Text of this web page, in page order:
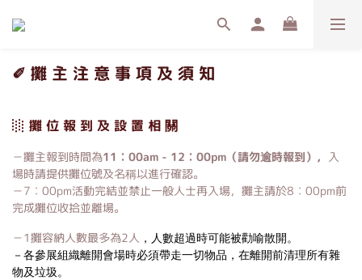
✐ 攤 主 注 意 事 項 及 須 知
░ 攤 位 報 到 及 設 置 相 關
－攤主報到時間為11︰00am - 12︰00pm （請勿逾時報到），
入
場時請提供攤位號及名稱以進行確認。
－7︰00pm活動完結並禁止一般人士再入場，攤主請於8︰00pm前
完成攤位收拾並離場。
－1攤容納人數最多為2人 ，人數超過時可能被勸喻散開。
－各參展組織離開會場時必須帶走一切物品，在離開前清理所有雜
物及垃圾。